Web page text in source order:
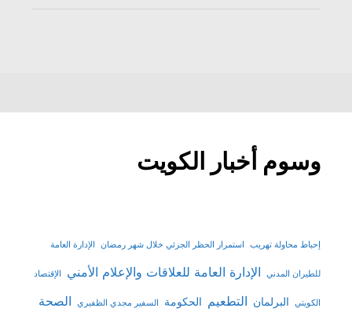
وسوم أخبار الكويت
إحباط محاولة تهريب استمرار الحظر الجزئي خلال شهر رمضان الإدارة العامة
للطيران المدني الإدارة العامة للعلاقات والإعلام الأمني الإقتصاد
الكويتي البرلمان التطعيم الحكومة السفير مجدي الظفيري الصحة